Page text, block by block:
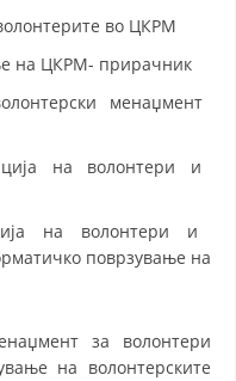
ПРИ КАТАСТРОФИ
МИСЛЕЊЕ
во ЦКРМ
на ЦКРМ- прирачник
менаџмент
на волонтери и
на волонтери и
поврзување на
за волонтери
на волонтерските